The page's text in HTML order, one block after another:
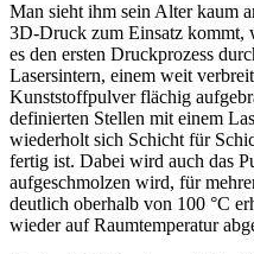
Man sieht ihm sein Alter kaum
3D-Druck zum ­Einsatz kommt,
es den ersten Druckprozess
Lasersintern, einem weit
Kunststoffpulver flächig
definierten Stellen mit einem
wiederholt sich Schicht für
fertig ist. Dabei wird auch das
aufgeschmolzen wird, für
deutlich oberhalb von 100 °C
wieder auf Raumtemperatur